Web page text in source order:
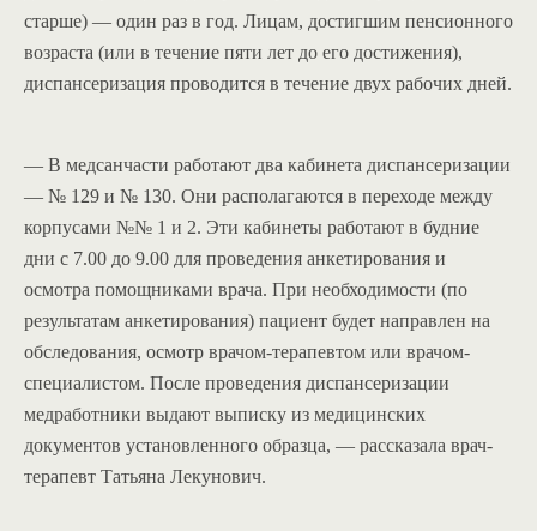
старше) — один раз в год. Лицам, достигшим пенсионного
возраста (или в течение пяти лет до его достижения),
диспансеризация проводится в течение двух рабочих дней.
— В медсанчасти работают два кабинета диспансеризации
— № 129 и № 130. Они располагаются в переходе между
корпусами №№ 1 и 2. Эти кабинеты работают в будние
дни с 7.00 до 9.00 для проведения анкетирования и
осмотра помощниками врача. При необходимости (по
результатам анкетирования) пациент будет направлен на
обследования, осмотр врачом-терапевтом или врачом-
специалистом. После проведения диспансеризации
медработники выдают выписку из медицинских
документов установленного образца, — рассказала врач-
терапевт Татьяна Лекунович.